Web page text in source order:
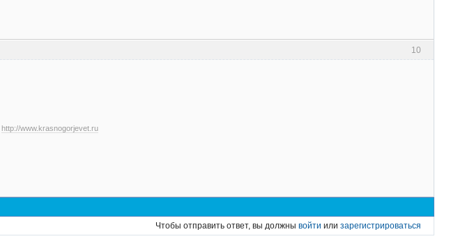
10
http://www.krasnogorjevet.ru
Чтобы отправить ответ, вы должнывойти илизарегистрироваться